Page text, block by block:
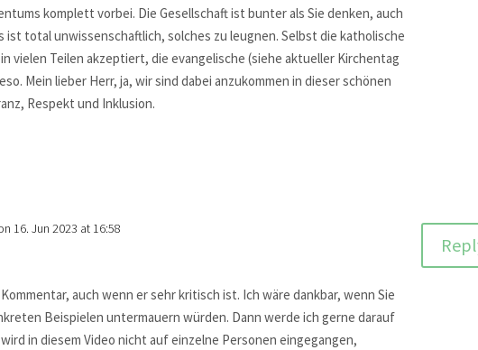
komplett vorbei. Die Gesellschaft ist bunter als Sie denken, auch
ist total unwissenschaftlich, solches zu leugnen. Selbst die katholische
vielen Teilen akzeptiert, die evangelische (siehe aktueller Kirchentag
Mein lieber Herr, ja, wir sind dabei anzukommen in dieser schönen
Respekt und Inklusion.
16. Jun 2023 at 16:58
auch wenn er sehr kritisch ist. Ich wäre dankbar, wenn Sie
Beispielen untermauern würden. Dann werde ich gerne darauf
in diesem Video nicht auf einzelne Personen eingegangen,